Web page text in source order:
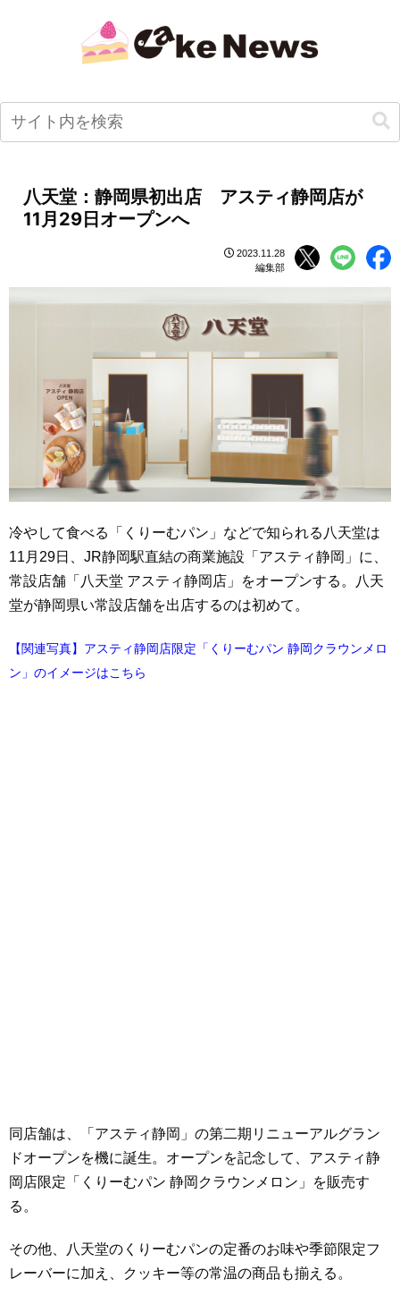
八天堂：静岡県初出店 アスティ静岡店が
11月29日オープンへ
2023.11.28
編集部
冷やして食べる「くりーむパン」などで知られる八天堂は
11月29日、JR静岡駅直結の商業施設「アスティ静岡」に、
常設店舗「八天堂 アスティ静岡店」をオープンする。八天
堂が静岡県い常設店舗を出店するのは初めて。
【関連写真】アスティ静岡店限定「くりーむパン 静岡クラウンメロ
ン」のイメージはこちら
同店舗は、「アスティ静岡」の第二期リニューアルグラン
ドオープンを機に誕生。オープンを記念して、アスティ静
岡店限定「くりーむパン 静岡クラウンメロン」を販売す
る。
その他、八天堂のくりーむパンの定番のお味や季節限定フ
レーバーに加え、クッキー等の常温の商品も揃える。